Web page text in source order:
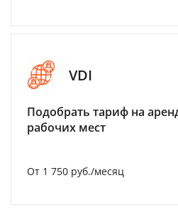
VDI
Подобрать тариф на
рабочих мест
От 1 750 руб./месяц